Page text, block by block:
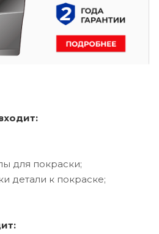
для покраски;
детали к покраске;